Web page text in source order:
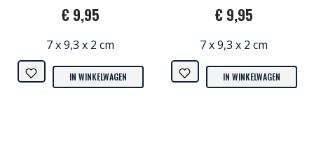
€ 9,95
7 x 9,3 x 2 cm
IN WINKELWAGEN
€ 9,95
7 x 9,3 x 2 cm
IN WINKELWAGEN